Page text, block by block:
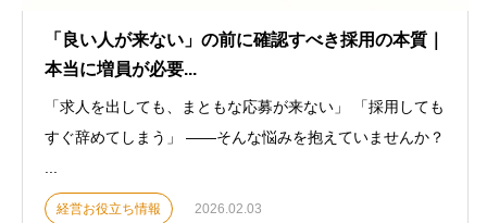
「良い人が来ない」の前に確認すべき採用の本質｜
本当に増員が必要...
「求人を出しても、まともな応募が来ない」 「採用しても
すぐ辞めてしまう」 ——そんな悩みを抱えていませんか？
経営お役立ち情報 2026.02.03